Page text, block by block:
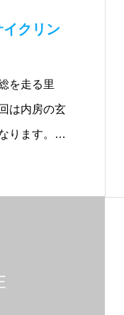
クリン
を走る里
は内房の玄
ります。